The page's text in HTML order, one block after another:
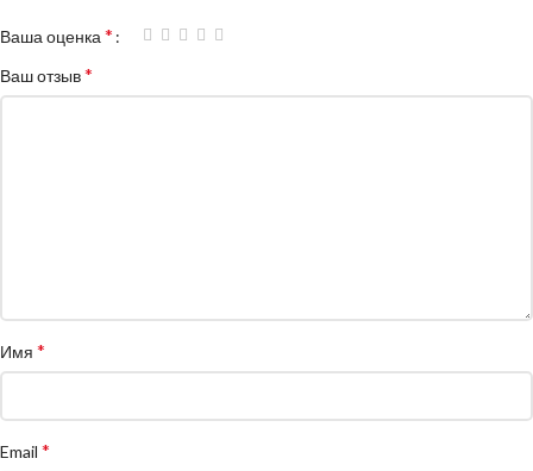
Ваша оценка *
Ваш отзыв*
Имя *
Email *